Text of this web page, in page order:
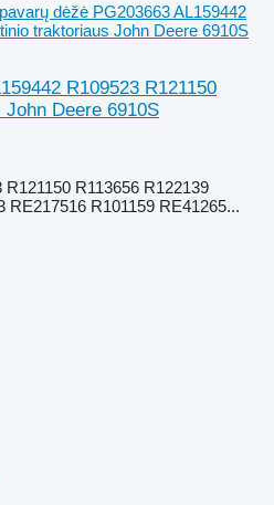
pavarų dėžė PG203663 AL159442
traktoriaus John Deere 6910S
R109523 R121150
Deere 6910S
R113656 R122139
RE217516 R101159 RE41265...